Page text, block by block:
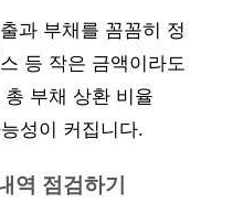
과 부채를 꼼꼼히 정
등 작은 금액이라도
부채 상환 비율
성이 커집니다.
역 점검하기